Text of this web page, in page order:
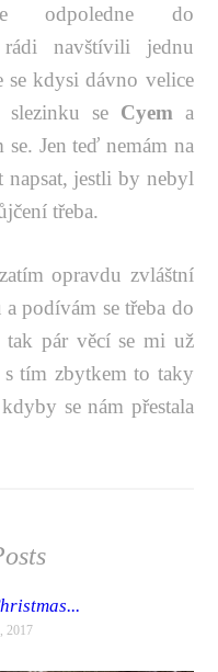
odpoledne do
navštívili jednu
se kdysi dávno velice
se Cyem a
Jen teď nemám na
napsat, jestli by nebyl
třeba.
opravdu zvláštní
podívám se třeba do
tak pár věcí se mi už
tím zbytkem to taky
se nám přestala
2017